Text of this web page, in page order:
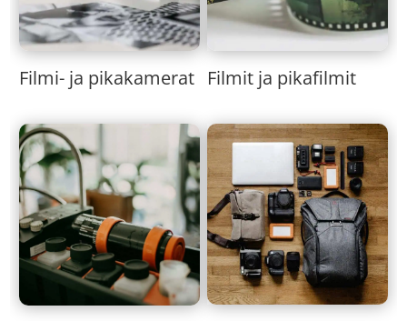
Filmi- ja pikakamerat Filmit ja pikafilmit